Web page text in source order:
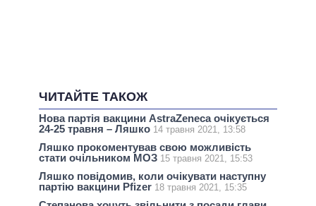
ЧИТАЙТЕ ТАКОЖ
Нова партія вакцини AstraZeneca очікується
24-25 травня – Ляшко 14 травня 2021, 13:58
Ляшко прокоментував свою можливість
стати очільником МОЗ 15 травня 2021, 15:53
Ляшко повідомив, коли очікувати наступну
партію вакцини Pfizer 18 травня 2021, 15:35